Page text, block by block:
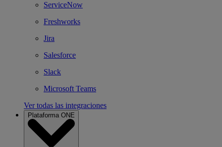
ServiceNow
Freshworks
Jira
Salesforce
Slack
Microsoft Teams
Ver todas las integraciones
Plataforma ONE